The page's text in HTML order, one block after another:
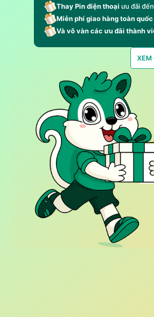
Thay Pin điện thoại ưu đãi
Miễn phí giao hàng toàn
Và vô vàn các ưu đãi thành
XEM